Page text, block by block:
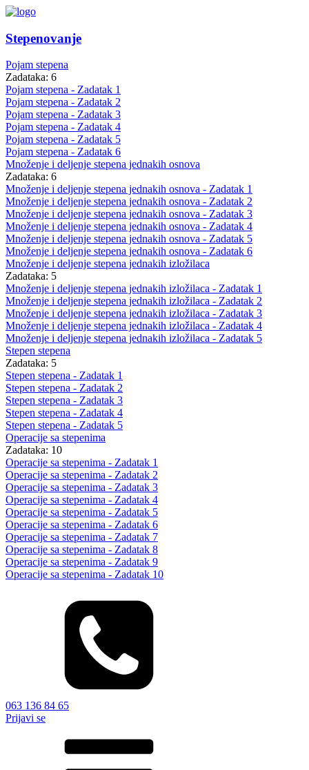
Stepenovanje
Pojam stepena
Zadataka: 6
Pojam stepena - Zadatak 1
Pojam stepena - Zadatak 2
Pojam stepena - Zadatak 3
Pojam stepena - Zadatak 4
Pojam stepena - Zadatak 5
Pojam stepena - Zadatak 6
Množenje i deljenje stepena jednakih osnova
Zadataka: 6
Množenje i deljenje stepena jednakih osnova - Zadatak 1
Množenje i deljenje stepena jednakih osnova - Zadatak 2
Množenje i deljenje stepena jednakih osnova - Zadatak 3
Množenje i deljenje stepena jednakih osnova - Zadatak 4
Množenje i deljenje stepena jednakih osnova - Zadatak 5
Množenje i deljenje stepena jednakih osnova - Zadatak 6
Množenje i deljenje stepena jednakih izložilaca
Zadataka: 5
Množenje i deljenje stepena jednakih izložilaca - Zadatak 1
Množenje i deljenje stepena jednakih izložilaca - Zadatak 2
Množenje i deljenje stepena jednakih izložilaca - Zadatak 3
Množenje i deljenje stepena jednakih izložilaca - Zadatak 4
Množenje i deljenje stepena jednakih izložilaca - Zadatak 5
Stepen stepena
Zadataka: 5
Stepen stepena - Zadatak 1
Stepen stepena - Zadatak 2
Stepen stepena - Zadatak 3
Stepen stepena - Zadatak 4
Stepen stepena - Zadatak 5
Operacije sa stepenima
Zadataka: 10
Operacije sa stepenima - Zadatak 1
Operacije sa stepenima - Zadatak 2
Operacije sa stepenima - Zadatak 3
Operacije sa stepenima - Zadatak 4
Operacije sa stepenima - Zadatak 5
Operacije sa stepenima - Zadatak 6
Operacije sa stepenima - Zadatak 7
Operacije sa stepenima - Zadatak 8
Operacije sa stepenima - Zadatak 9
Operacije sa stepenima - Zadatak 10
063 136 84 65
Prijavi se